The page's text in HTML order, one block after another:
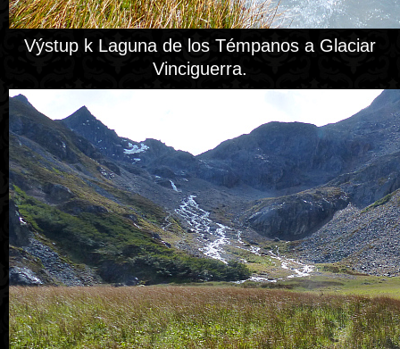
Výstup k Laguna de los Témpanos a Glaciar
Vinciguerra.